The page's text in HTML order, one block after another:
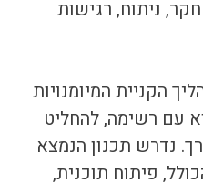
ניתוח, רגישות
הקניית המיומנויות
עם רשימה, להחליט
נדרש תכנון הנמצא
פיתוח תוכנית,